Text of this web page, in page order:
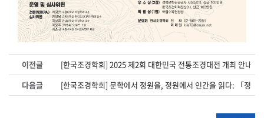
이전글
[한국조경학회] 2025 제2회 대한민국 전통조경대전 개최 안내
다음글
[한국조경학회] 문학에서 정원을, 정원에서 인간을 읽다: 「정원